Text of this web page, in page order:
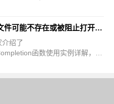
PHPStudy hosts文件可能不存在或被阻止打开及同步hosts失败问题
绍了
函数使用实例详解，有